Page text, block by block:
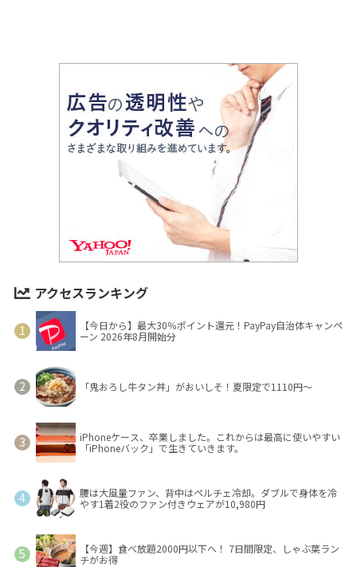
アクセスランキング
【今日から】最大30％ポイント還元！PayPay自治体キャンペ
ーン 2026年8月開始分
「鬼おろし牛タン丼」がおいしそ！夏限定で1110円～
iPhoneケース、卒業しました。これからは最高に使いやすい
「iPhoneバック」で生きていきます。
腰は大風量ファン、背中はペルチェ冷却。ダブルで身体を冷
やす1着2役のファン付きウェアが10,980円
【今週】食べ放題2000円以下へ！ 7日間限定、しゃぶ葉ラン
チがお得